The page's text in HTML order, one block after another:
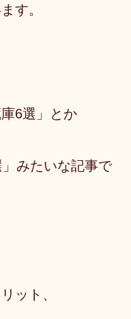
す。
6選」とか
」みたいな記事で
ット、